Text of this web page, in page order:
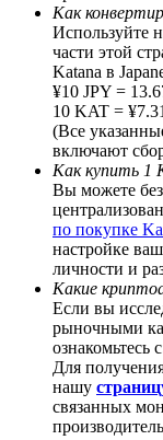
BTC Welcome
Deposit &
Deposit
Share 500000
Как
Используйте
части этой
Katana в
¥10 JPY =
10 KAT =
(Все
включают
Как купить 1
Вы можете
по покупке
настройке
личности и
Какие
Если вы
рыночными
ознакомьтесь
Для
нашу
связанных